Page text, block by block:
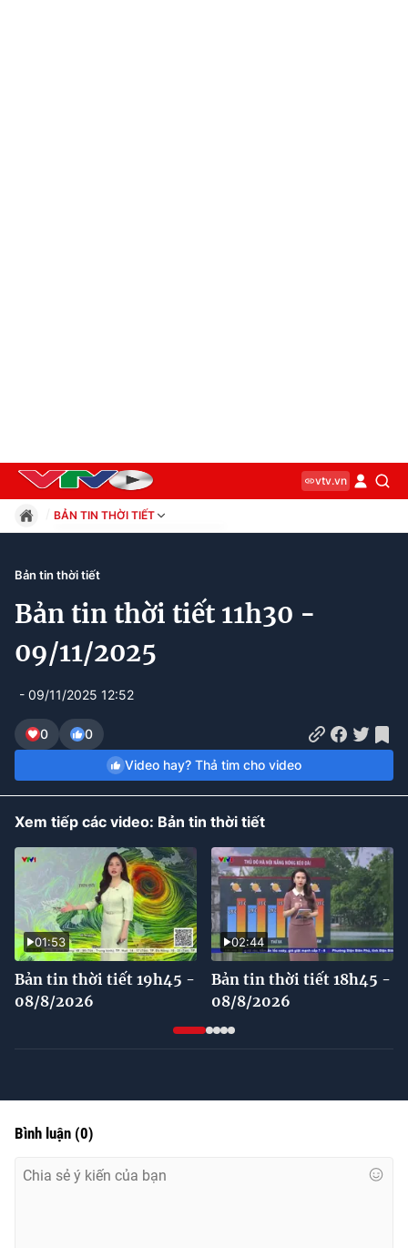
vtv.vn
BẢN TIN THỜI TIẾT
Pháp luật
Xã hội
Kinh tế
Thế giới
Công nghệ
Bản tin thời tiết
Bản tin thời tiết 11h30 -
09/11/2025
- 09/11/2025 12:52
0
0
Video hay? Thả tim cho video
Xem tiếp các video: Bản tin thời tiết
01:53
Bản tin thời tiết 19h45 -
08/8/2026
02:44
Bản tin thời tiết 18h45 -
08/8/2026
Bình luận (0)